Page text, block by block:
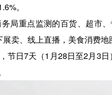
。
局重点监测的百货、超市
卖、线上直播，美食消费地
节日7天（1月28日至2月3